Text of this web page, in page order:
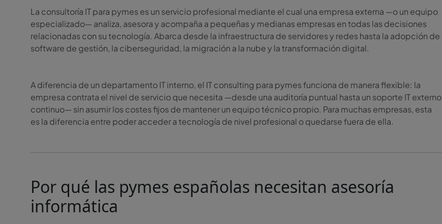
La consultoría IT para pymes es un servicio profesional mediante el cual una empresa externa —o un equipo
especializado— analiza, asesora y acompaña a pequeñas y medianas empresas en todas las decisiones
relacionadas con su tecnología. Abarca desde la infraestructura de servidores y redes hasta la adopción de
software de gestión, la ciberseguridad, la migración a la nube y la transformación digital.
A diferencia de un departamento IT interno, el IT consulting para pymes funciona de manera flexible: la
empresa contrata el nivel de servicio que necesita —desde una auditoría puntual hasta un soporte IT externo
continuo— sin asumir los costes fijos de mantener un equipo técnico propio. Para muchas empresas, esta
es la diferencia entre poder acceder a tecnología de nivel profesional o quedarse fuera de ella.
Por qué las pymes españolas necesitan asesoría
informática